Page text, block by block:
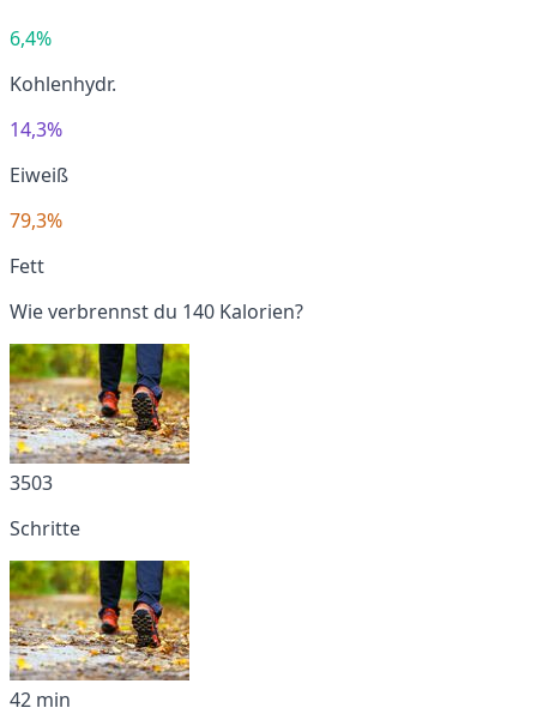
6,4%
Kohlenhydr.
14,3%
Eiweiß
79,3%
Fett
Wie verbrennst du 140 Kalorien?
3503
Schritte
42 min